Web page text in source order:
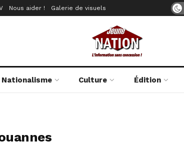
Nous aider ! Galerie de visuels
Nationalisme Culture Édition